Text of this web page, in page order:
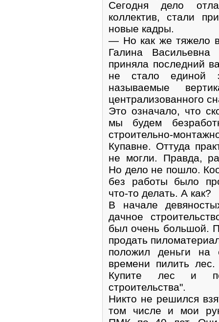
Сегодня дело
коллектив, стали
новые кадры.
— Но как же тяжело
Галина
приняла последний
не стало единой
называемые
централизованного
Это означало, что
мы будем
строительно-
Купавне. Оттуда
не могли. Правда,
Но дело не пошло.
без работы было
что-то делать. А как?
В начале
дачное
был очень большой.
продать
положил деньги
времени пилить
Купите лес и
строительства".
Никто не решился
том числе и мои